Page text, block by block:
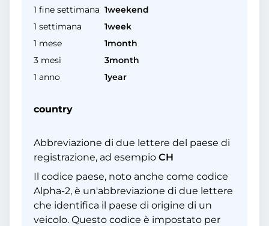
1 fine settimana 1weekend
1 settimana
1week
1 mese
1month
3 mesi
3month
1 anno
1year
country
Abbreviazione di due lettere del paese di
registrazione, ad esempio CH
Il codice paese, noto anche come codice
Alpha-2, è un'abbreviazione di due lettere
che identifica il paese di origine di un
veicolo. Questo codice è impostato per